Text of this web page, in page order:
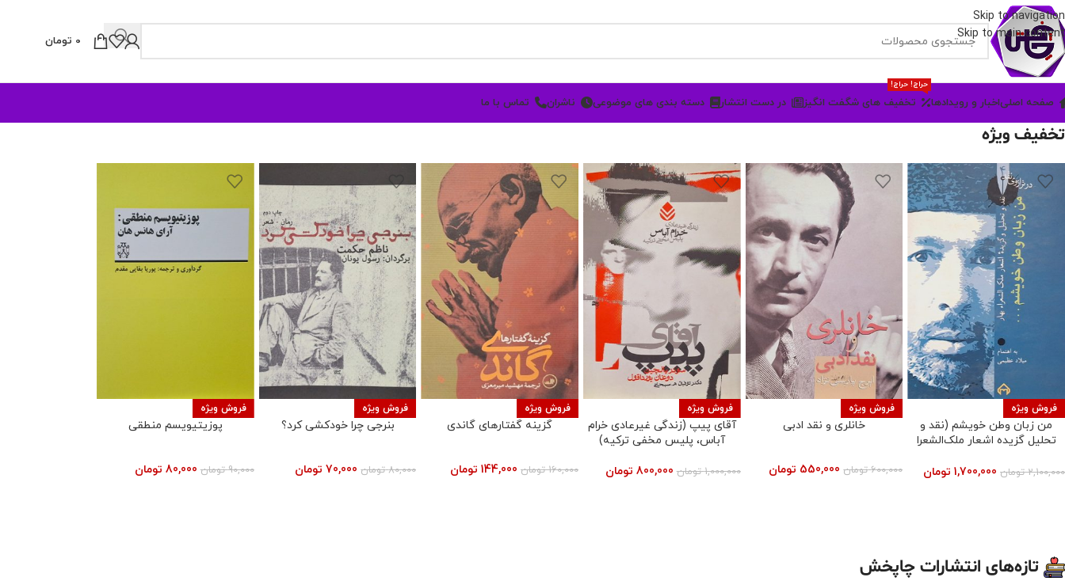
Skip to navigation
Skip to main content
0 تومان
صفحه اصلیاخبار و رویدادها تخفیف های شگفت انگیز
حراج! حراج!
در دست انتشار دسته بندی های موضوعی ناشران تماس با ما
تخفیف ویژه
فروش ویژه
من زبان وطن خویشم (نقد و
تحلیل گزیده اشعار ملک‌الشعرا
2,100,000 تومان 1,700,000 تومان
فروش ویژه
خانلری و نقد ادبی
600,000 تومان 550,000 تومان
فروش ویژه
آقای پیپ (زندگی غیرعادی خرام
آباس، پلیس مخفی ترکیه)
1,000,000 تومان 800,000 تومان
فروش ویژه
گزینه گفتارهای گاندی
160,000 تومان 144,000 تومان
فروش ویژه
بنرجی چرا خودکشی کرد؟
80,000 تومان 70,000 تومان
فروش ویژه
پوزیتیویسم منطقی
90,000 تومان 80,000 تومان
تازه‌های انتشارات چاپخش